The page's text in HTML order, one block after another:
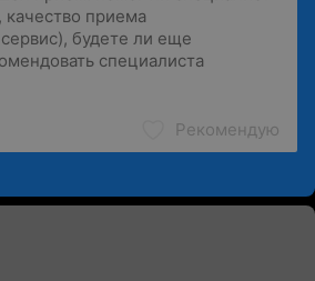
Рекомендую